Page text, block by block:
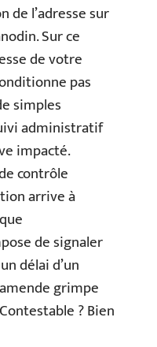
de l’adresse sur
Sur ce
de votre
pas
simples
administratif
impacté.
contrôle
arrive à
de signaler
délai d’un
grimpe
? Bien